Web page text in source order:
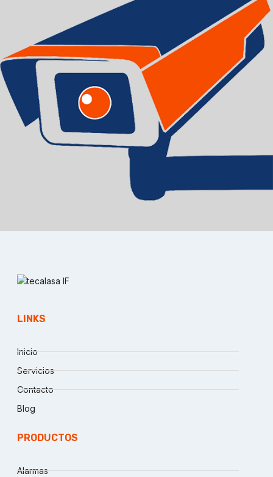
LINKS
Inicio
Servicios
Contacto
Blog
PRODUCTOS
Alarmas